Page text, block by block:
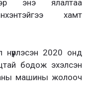
энэ ялалтаа
хамт
нүүрлэсэн 2020 онд
бодож эхэлсэн
машины жолооч